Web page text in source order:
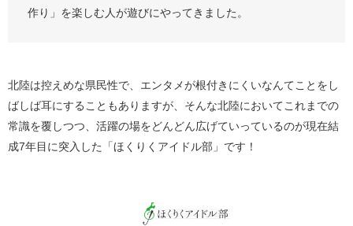
作り」を楽しむ人が遊びにやってきました。
北陸は控えめな県民性で、エンタメが根付きにくいなんてことをし
ばしば耳にすることもありますが、そんな北陸においてこれまでの
常識を覆しつつ、活躍の場をどんどん広げていっているのが現在結
成7年目に突入した「ほくりくアイドル部」です！